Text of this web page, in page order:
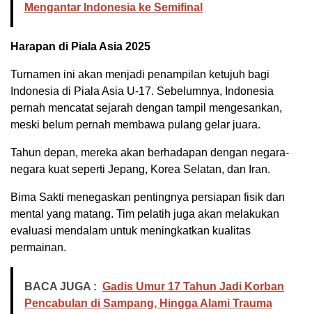
Mengantar Indonesia ke Semifinal
Harapan di Piala Asia 2025
Turnamen ini akan menjadi penampilan ketujuh bagi
Indonesia di Piala Asia U-17. Sebelumnya, Indonesia
pernah mencatat sejarah dengan tampil mengesankan,
meski belum pernah membawa pulang gelar juara.
Tahun depan, mereka akan berhadapan dengan negara-
negara kuat seperti Jepang, Korea Selatan, dan Iran.
Bima Sakti menegaskan pentingnya persiapan fisik dan
mental yang matang. Tim pelatih juga akan melakukan
evaluasi mendalam untuk meningkatkan kualitas
permainan.
BACA JUGA : Gadis Umur 17 Tahun Jadi Korban
Pencabulan di Sampang, Hingga Alami Trauma